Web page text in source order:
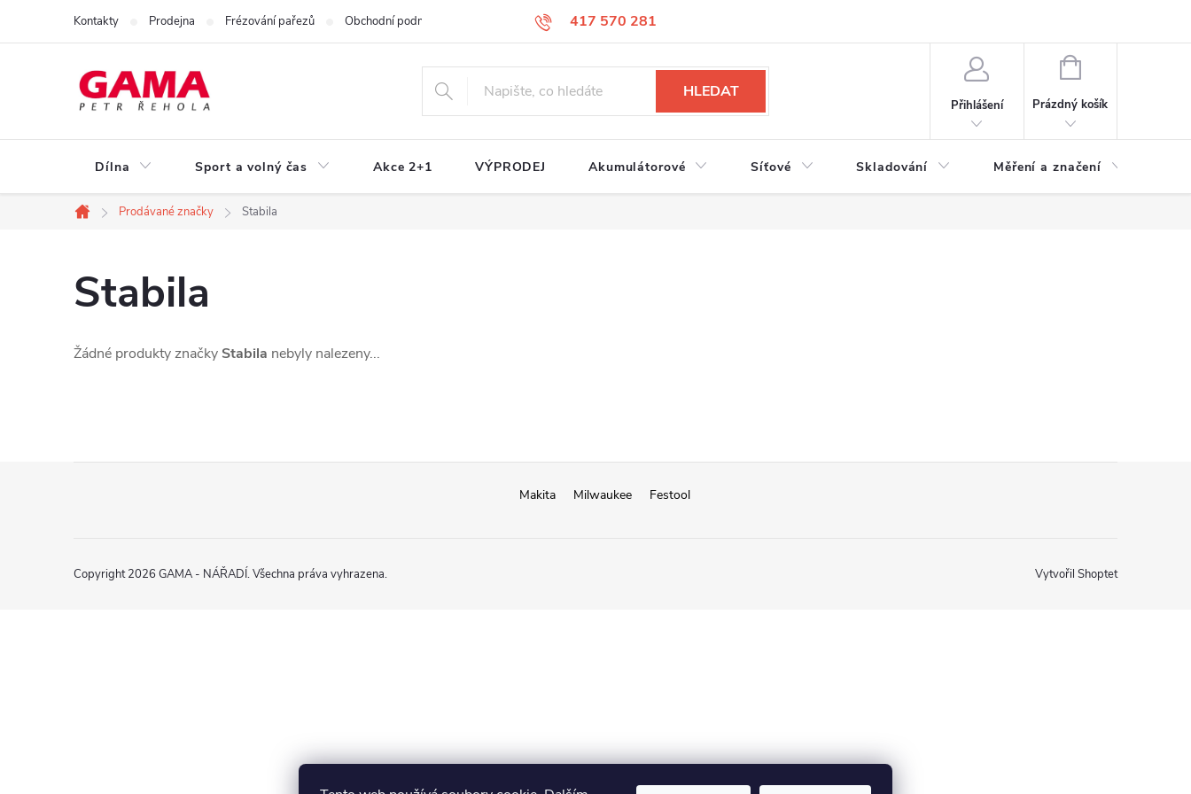
417 570 281
Kontakty Prodejna Frézování pařezů Obchodní podmínky Podmínky ochrany osobních údajů
HLEDAT
Přihlášení
NÁKUPNÍ
Prázdný košík
Dílna Sport a volný čas Akce 2+1 VÝPRODEJ Akumulátorové Síťové Skladování Měření a značení
Domů
Prodávané značky Stabila
Stabila
Žádné produkty značky Stabila nebyly nalezeny...
Makita Milwaukee Festool
Vytvořil Shoptet
Copyright 2026 GAMA - NÁŘADÍ. Všechna práva vyhrazena.